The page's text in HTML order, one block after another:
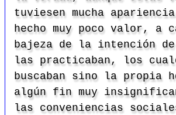
tuviesen mucha
hecho muy poco valor, a
bajeza de la intención de
las practicaban, los
buscaban sino la propia
algún fin muy
las conveniencias